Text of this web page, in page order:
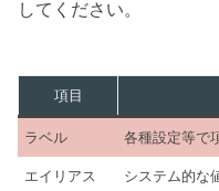
してください。
項目
ラベル 各種設定等で
エイリアス システム的な